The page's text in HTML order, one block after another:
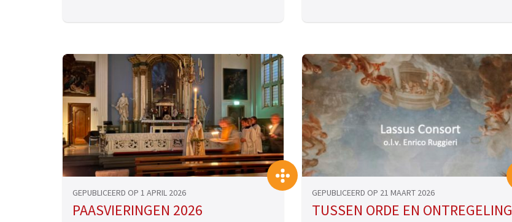
GEPUBLICEERD OP 1 APRIL 2026
PAASVIERINGEN 2026
>>
GEPUBLICEERD OP 21 MAART 2026
TUSSEN ORDE EN ONTREGELING